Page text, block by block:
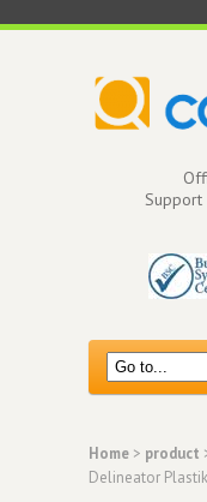
Support
Home > product
Delineator